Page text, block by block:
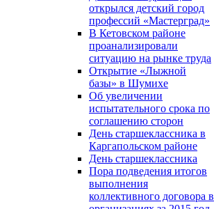
открылся детский город
профессий «Мастерград»
В Кетовском районе
проанализировали
ситуацию на рынке труда
Открытие «Лыжной
базы» в Шумихе
Об увеличении
испытательного срока по
соглашению сторон
День старшеклассника в
Каргапольском районе
День старшеклассника
Пора подведения итогов
выполнения
коллективного договора в